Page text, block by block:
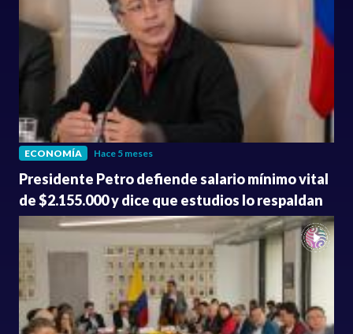
ECONOMÍA Hace 5 meses
Presidente Petro defiende salario mínimo vital
de $2.155.000 y dice que estudios lo respaldan